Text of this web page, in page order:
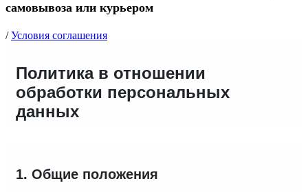
самовывоза или курьером
/Условия соглашения
Политика в отношении
обработки персональных
данных
1. Общие положения